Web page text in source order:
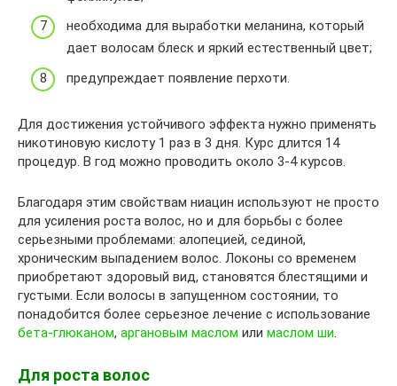
необходима для выработки меланина, который
дает волосам блеск и яркий естественный цвет;
предупреждает появление перхоти.
Для достижения устойчивого эффекта нужно применять
никотиновую кислоту 1 раз в 3 дня. Курс длится 14
процедур. В год можно проводить около 3-4 курсов.
Благодаря этим свойствам ниацин используют не просто
для усиления роста волос, но и для борьбы с более
серьезными проблемами: алопецией, сединой,
хроническим выпадением волос. Локоны со временем
приобретают здоровый вид, становятся блестящими и
густыми. Если волосы в запущенном состоянии, то
понадобится более серьезное лечение с использование
бета-глюканом, аргановым маслом или маслом ши.
Для роста волос